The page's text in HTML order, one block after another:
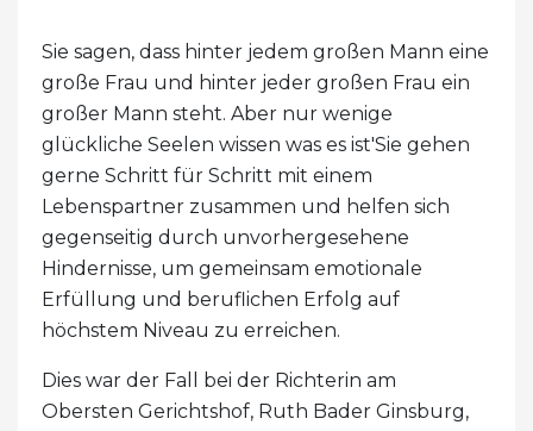
Sie sagen, dass hinter jedem großen Mann eine
große Frau und hinter jeder großen Frau ein
großer Mann steht. Aber nur wenige
glückliche Seelen wissen was es ist'Sie gehen
gerne Schritt für Schritt mit einem
Lebenspartner zusammen und helfen sich
gegenseitig durch unvorhergesehene
Hindernisse, um gemeinsam emotionale
Erfüllung und beruflichen Erfolg auf
höchstem Niveau zu erreichen.
Dies war der Fall bei der Richterin am
Obersten Gerichtshof, Ruth Bader Ginsburg,